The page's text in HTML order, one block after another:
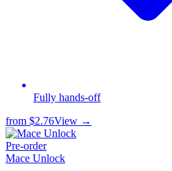
Fully hands-off
from $2.76View →
Pre-order
Mace Unlock